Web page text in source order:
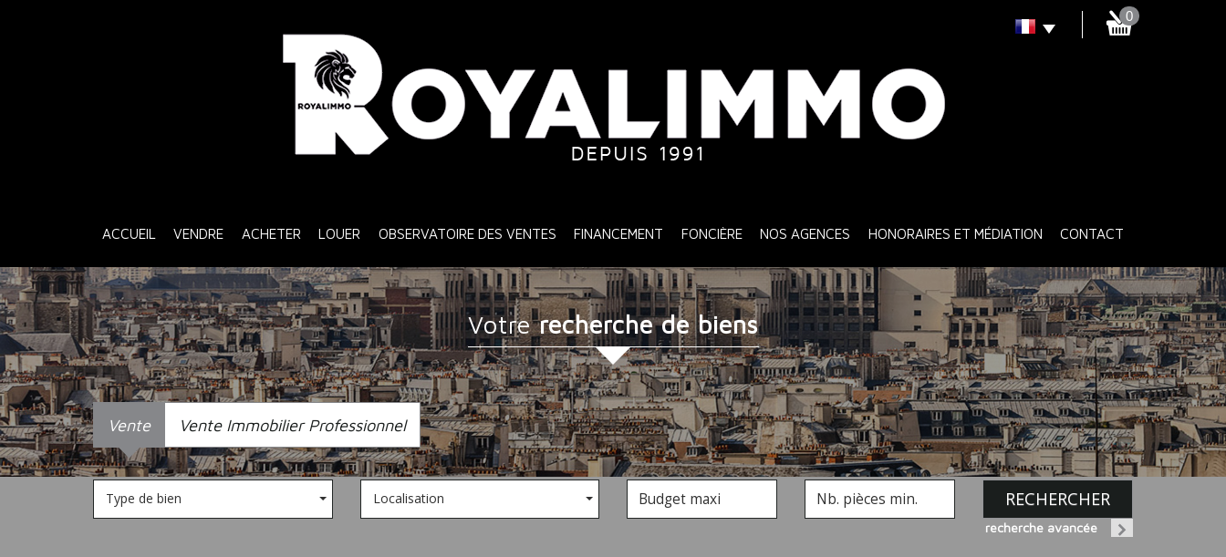
0
ACCUEIL VENDRE ACHETER LOUER OBSERVATOIRE DES VENTES FINANCEMENT FONCIÈRE NOS AGENCES HONORAIRES ET MÉDIATION CONTACT
votrerecherche de biens
Vente Vente Immobilier Professionnel
Type de bien Localisation RECHERCHER
recherche avancée